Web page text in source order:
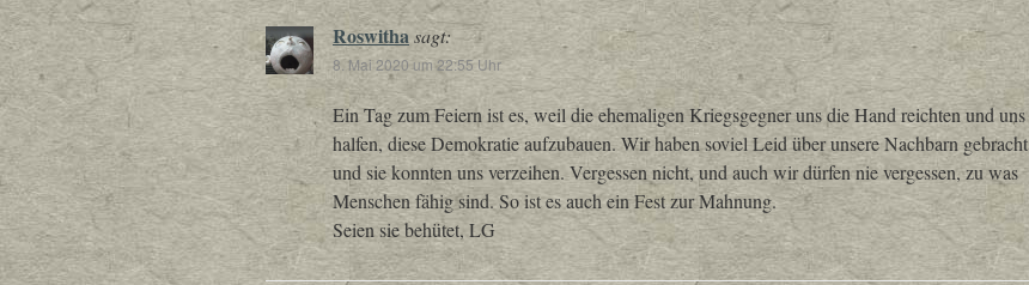
Roswitha sagt:
8. Mai 2020 um 22:55 Uhr
Ein Tag zum Feiern ist es, weil die ehemaligen Kriegsgegner uns die Hand reichten und uns
halfen, diese Demokratie aufzubauen. Wir haben soviel Leid über unsere Nachbarn gebracht
und sie konnten uns verzeihen. Vergessen nicht, und auch wir dürfen nie vergessen, zu was
Menschen fähig sind. So ist es auch ein Fest zur Mahnung.
Seien sie behütet, LG